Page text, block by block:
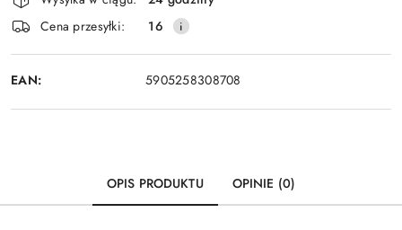
Wyślij
i
dostawa
Cena przesyłki:
16
EAN: 5905258308708
OPIS PRODUKTU OPINIE (0)